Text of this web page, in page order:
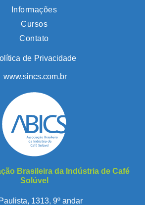
Informações
Cursos
Contato
de Privacidade
www.sincs.com.br
Brasileira da Indústria de Café
Solúvel
1313, 9º andar